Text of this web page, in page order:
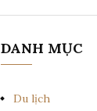
DANH MỤC
Du lịch